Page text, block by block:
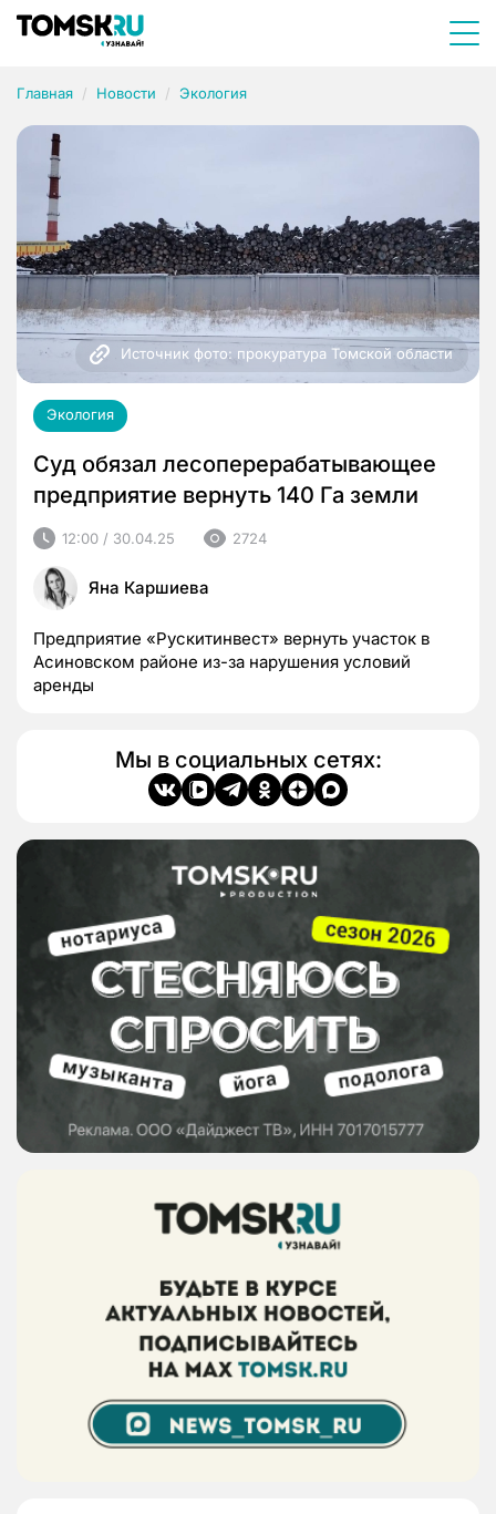
Главная Новости Экология
Источник фото: прокуратура Томской области
Экология
Суд обязал лесоперерабатывающее
предприятие вернуть 140 Га земли
12:00 / 30.04.25 2724
Яна Каршиева
Предприятие «Рускитинвест» вернуть участок в
Асиновском районе из-за нарушения условий
аренды
Мы в социальных сетях: